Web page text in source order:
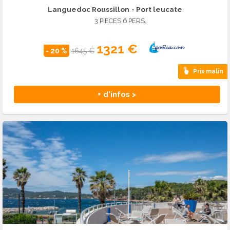
Languedoc Roussillon - Port leucate
3 PIECES 6 PERS.
- 20 % 1645 € 1321 €
Prix malin
+ d'infos >